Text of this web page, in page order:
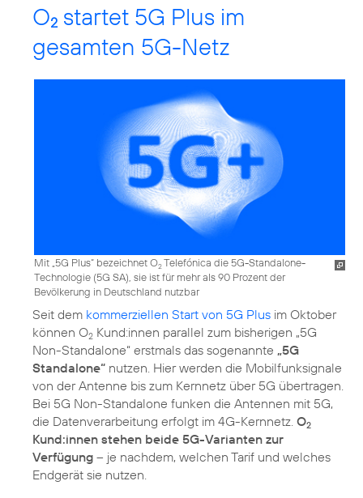
O2 startet 5G Plus im
gesamten 5G-Netz
Mit „5G Plus“ bezeichnet O2Telefónica die 5G-Standalone-
Technologie (5G SA), sie ist für mehr als 90 Prozent der
Bevölkerung in Deutschland nutzbar
Seit dem kommerziellen Start von 5G Plus im Oktober
können O2 Kund:innen parallel zum bisherigen „5G
Non-Standalone“ erstmals das sogenannte „5G
Standalone“ nutzen. Hier werden die Mobilfunksignale
von der Antenne bis zum Kernnetz über 5G übertragen.
Bei 5G Non-Standalone funken die Antennen mit 5G,
die Datenverarbeitung erfolgt im 4G-Kernnetz. O2
Kund:innen stehen beide 5G-Varianten zur
Verfügung – je nachdem, welchen Tarif und welches
Endgerät sie nutzen.